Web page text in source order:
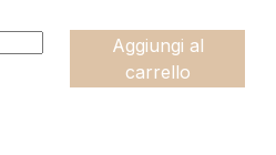
Aggiungi al
carrello